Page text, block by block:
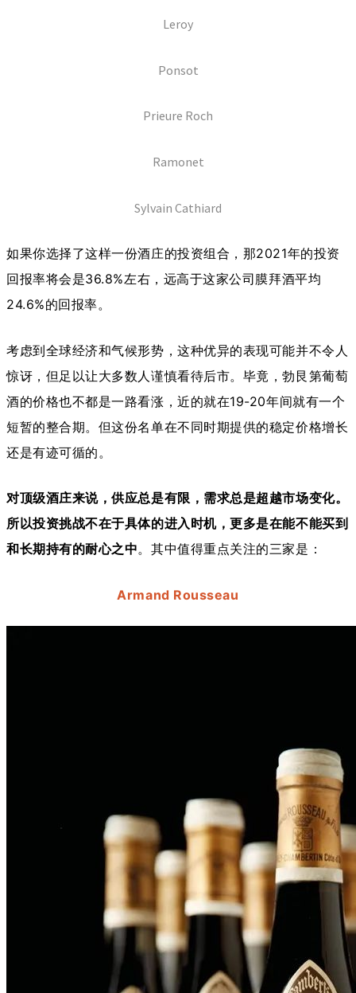
Leroy
Ponsot
Prieure Roch
Ramonet
Sylvain Cathiard
如果你选择了这样一份酒庄的投资组合，那2021年的投资
回报率将会是36.8%左右，远高于这家公司膜拜酒平均
24.6%的回报率。
考虑到全球经济和气候形势，这种优异的表现可能并不令人
惊讶，但足以让大多数人谨慎看待后市。毕竟，勃艮第葡萄
酒的价格也不都是一路看涨，近的就在19-20年间就有一个
短暂的整合期。但这份名单在不同时期提供的稳定价格增长
还是有迹可循的。
对顶级酒庄来说，供应总是有限，需求总是超越市场变化。
所以投资挑战不在于具体的进入时机，更多是在能不能买到
和长期持有的耐心之中。其中值得重点关注的三家是：
Armand Rousseau